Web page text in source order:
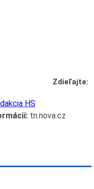
Zdieľajte:
HS
tn.nova.cz